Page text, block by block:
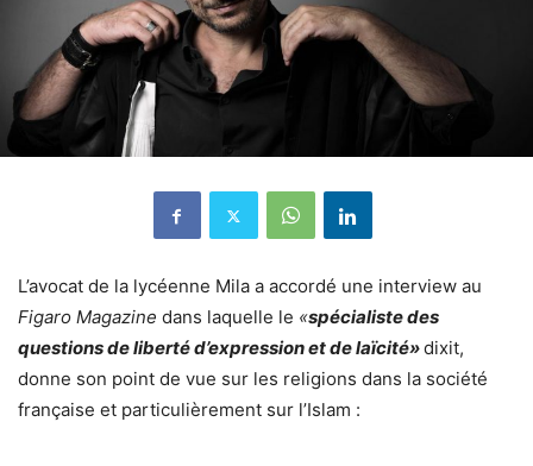
L’avocat de la lycéenne Mila a accordé une interview au
Figaro Magazine dans laquelle le «spécialiste des
questions de liberté d’expression et de laïcité»dixit,
donne son point de vue sur les religions dans la société
française et particulièrement sur l’Islam :